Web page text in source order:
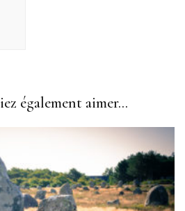
également aimer...